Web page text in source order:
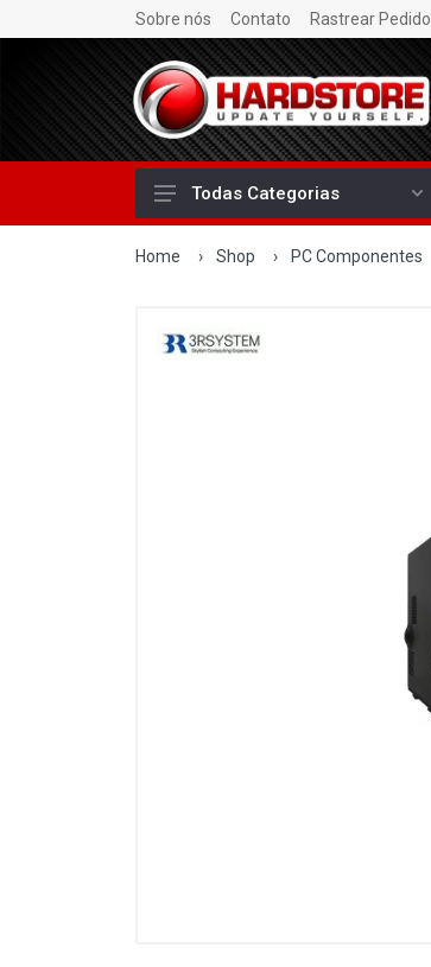
Sobre nós Contato Rastrear Pedido
Todas Categorias
Home › Shop › PC Componentes